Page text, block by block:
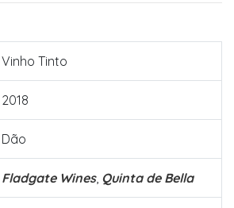
Vinho Tinto
2018
Dão
Fladgate Wines, Quinta de Bella